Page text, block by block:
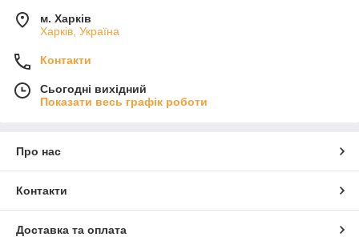
м. Харків
Харків, Україна
Контакти
Сьогодні вихідний
Показати весь графік роботи
Про нас
Контакти
Доставка та оплата